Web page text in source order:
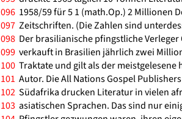
096 1958/59 für 5 1 (math.Op.) 2 Millionen
097 Zeitschriften. (Die Zahlen sind
098 Der brasilianische pfingstliche Verleger
099 verkauft in Brasilien jährlich zwei
100 Traktate und gilt als der meistgelesene
101 Autor. Die All Nations Gospel
102 Südafrika drucken Literatur in vielen
103 asiatischen Sprachen. Das sind nur